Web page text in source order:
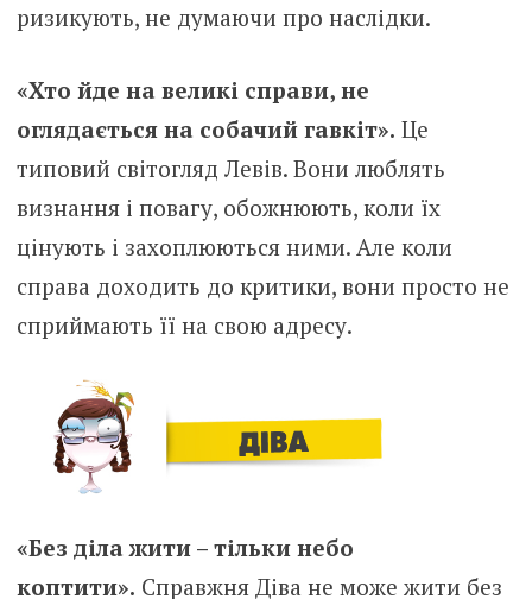
ризикують, не думаючи про наслідки.
«Хто йде на великі справи, не
оглядається на собачий гавкіт». Це
типовий світогляд Левів. Вони люблять
визнання і повагу, обожнюють, коли їх
цінують і захоплюються ними. Але коли
справа доходить до критики, вони просто не
сприймають її на свою адресу.
«Без діла жити – тільки небо
коптити». Справжня Діва не може жити без